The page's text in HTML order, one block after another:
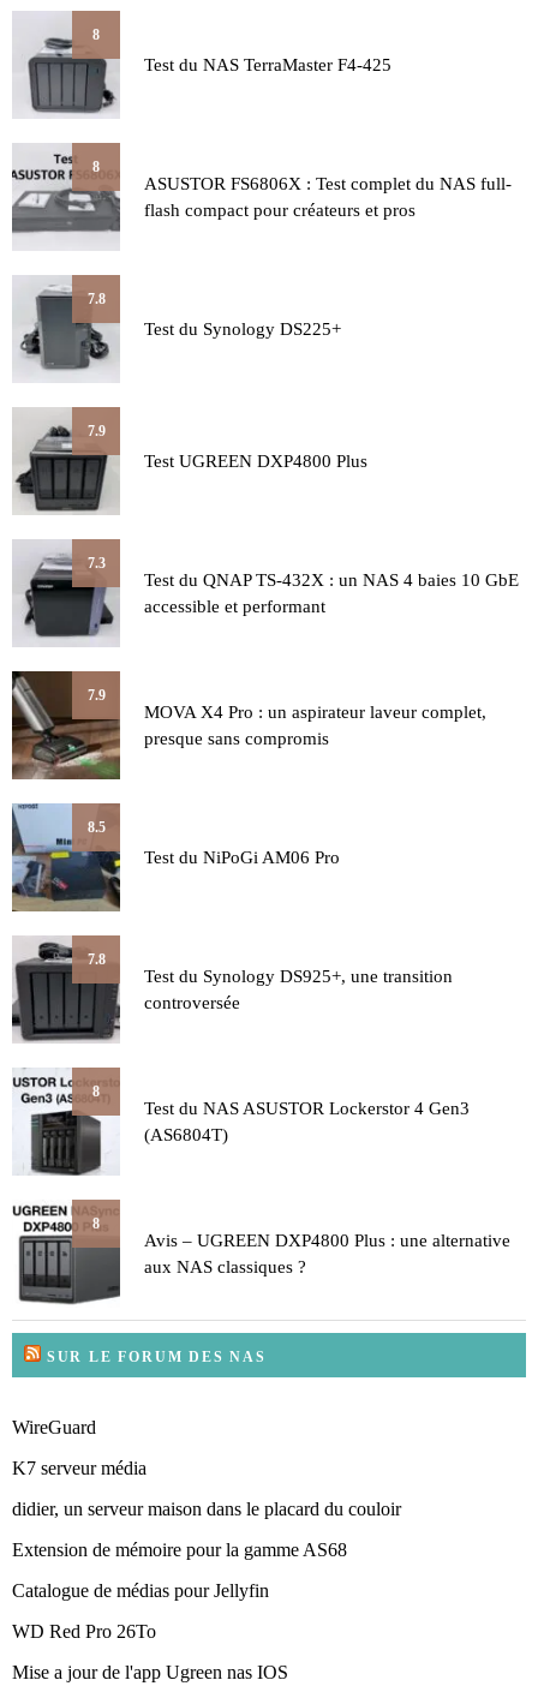
8
Test du NAS TerraMaster F4-425
8
ASUSTOR FS6806X : Test complet du NAS full-
flash compact pour créateurs et pros
7.8
Test du Synology DS225+
7.9
Test UGREEN DXP4800 Plus
7.3
Test du QNAP TS-432X : un NAS 4 baies 10 GbE
accessible et performant
7.9
MOVA X4 Pro : un aspirateur laveur complet,
presque sans compromis
8.5
Test du NiPoGi AM06 Pro
7.8
Test du Synology DS925+, une transition
controversée
8
Test du NAS ASUSTOR Lockerstor 4 Gen3
(AS6804T)
8
Avis – UGREEN DXP4800 Plus : une alternative
aux NAS classiques ?
SUR LE FORUM DES NAS
WireGuard
K7 serveur média
didier, un serveur maison dans le placard du couloir
Extension de mémoire pour la gamme AS68
Catalogue de médias pour Jellyfin
WD Red Pro 26To
Mise a jour de l'app Ugreen nas IOS